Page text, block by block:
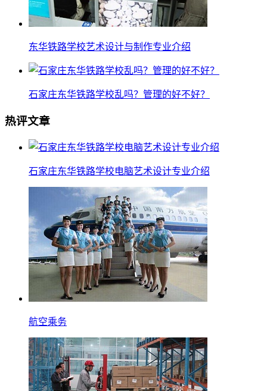
东华铁路学校艺术设计与制作专业介绍
石家庄东华铁路学校乱吗？管理的好不好？
热评文章
石家庄东华铁路学校电脑艺术设计专业介绍
航空乘务